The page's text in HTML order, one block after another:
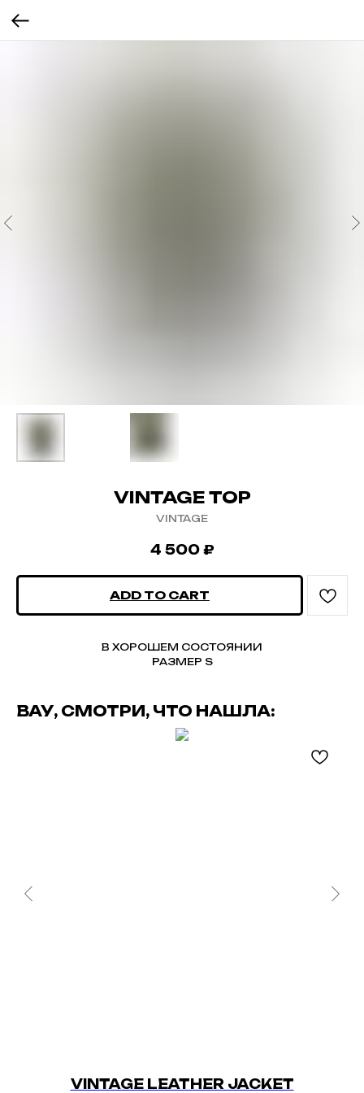
VINTAGE TOP
VINTAGE
4 500 ₽
ADD TO CART
В ХОРОШЕМ СОСТОЯНИИ
РАЗМЕР S
ВАУ, СМОТРИ, ЧТО НАШЛА:
VINTAGE LEATHER JACKET